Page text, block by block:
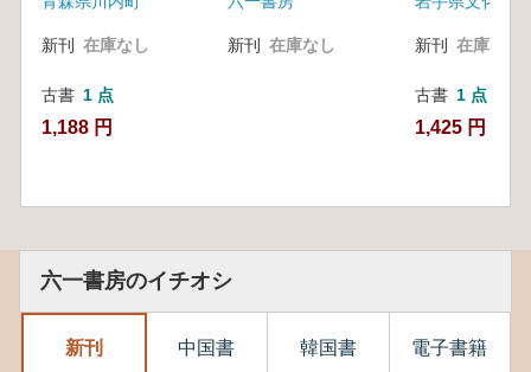
新刊 在庫なし
古書 1 点
1,188 円
新刊 在庫なし 新刊 在庫なし
古書 1 点
1,425 円
六一書房のイチオシ
新刊 中国書 韓国書 電子書籍